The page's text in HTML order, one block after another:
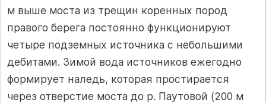
м выше моста из трещин коренных пород
правого берега постоянно функционируют
четыре подземных источника с небольшими
дебитами. Зимой вода источников ежегодно
формирует наледь, которая простирается
через отверстие моста до р. Паутовой (200 м